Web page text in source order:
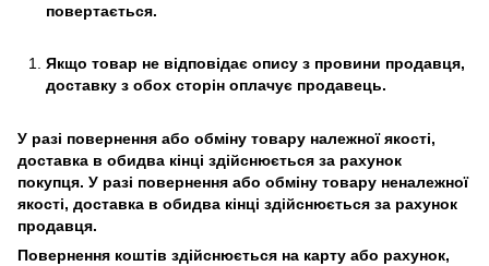
повертається.
Якщо товар не відповідає опису з провини продавця,
доставку з обох сторін оплачує продавець.
У разі повернення або обміну товару належної якості,
доставка в обидва кінці здійснюється за рахунок
покупця. У разі повернення або обміну товару неналежної
якості, доставка в обидва кінці здійснюється за рахунок
продавця.
Повернення коштів здійснюється на карту або рахунок,